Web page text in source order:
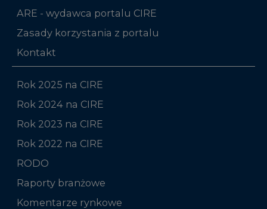
ARE - wydawca portalu CIRE
Zasady korzystania z portalu
Kontakt
Rok 2025 na CIRE
Rok 2024 na CIRE
Rok 2023 na CIRE
Rok 2022 na CIRE
RODO
Raporty branżowe
Komentarze rynkowe